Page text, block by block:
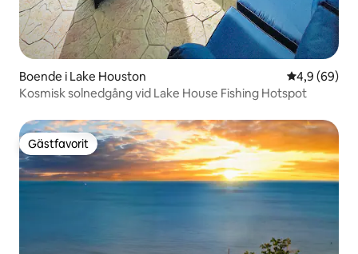
Boende i Lake Houston 4,9 av 5 i
4,9 (69)
Kosmisk solnedgång vid Lake House Fishing Hotspot
Gästfavorit
Gästfavorit